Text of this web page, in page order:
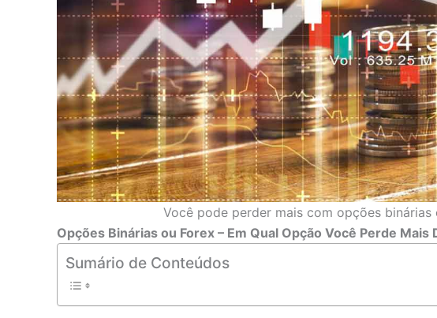
Você pode perder mais com opções binárias
Opções Binárias ou Forex – Em Qual Opção Você Perde Mais
Sumário de Conteúdos